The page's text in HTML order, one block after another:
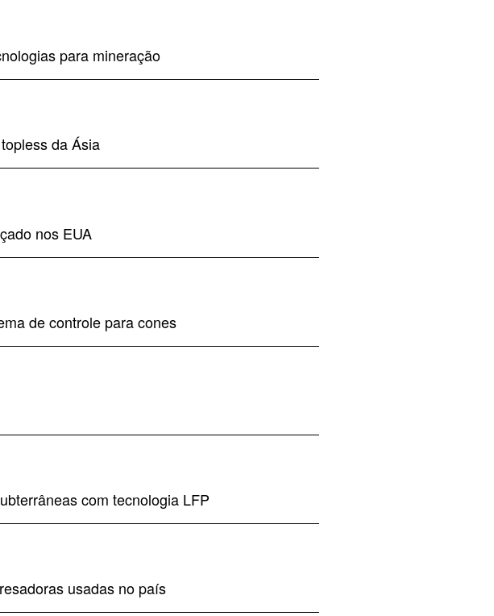
para mineração
da Ásia
nos EUA
de controle para cones
com tecnologia LFP
usadas no país